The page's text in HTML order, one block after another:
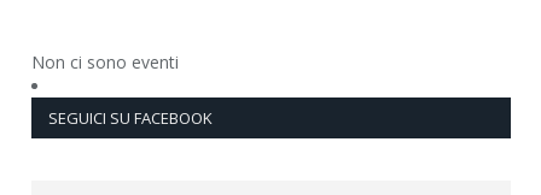
Non ci sono eventi
SEGUICI SU FACEBOOK